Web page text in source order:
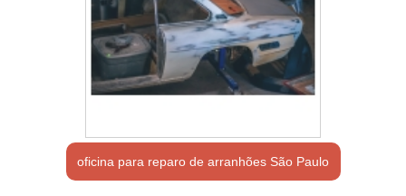
oficina para reparo de arranhões São Paulo